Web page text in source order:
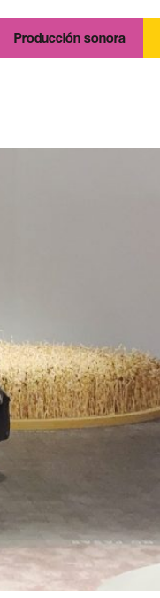
Producción sonora